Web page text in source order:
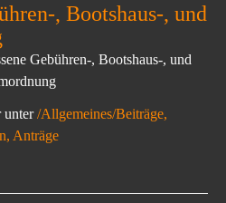
, Bootshaus-, und
Gebühren-, Bootshaus-, und
unter/Allgemeines/Beiträge,
Anträge